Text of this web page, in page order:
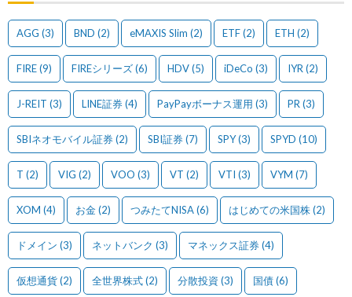
AGG (3) BND (2) eMAXIS Slim (2) ETF(2) ETH (2)
FIRE(9) FIREシリーズ(6) HDV(5) iDeCo (3) IYR (2)
J-REIT (3) LINE証券(4) PayPayボーナス運用 (3) PR (3)
SBIネオモバイル証券(2) SBI証券(7) SPY(3) SPYD (10)
T (2) VIG (2) VOO (3) VT (2) VTI (3) VYM (7)
XOM (4) お金(2) つみたてNISA(6) はじめての米国株(2)
ドメイン (3) ネットバンク (3) マネックス証券(4)
仮想通貨(2) 全世界株式(2) 分散投資 (3) 国債(6)